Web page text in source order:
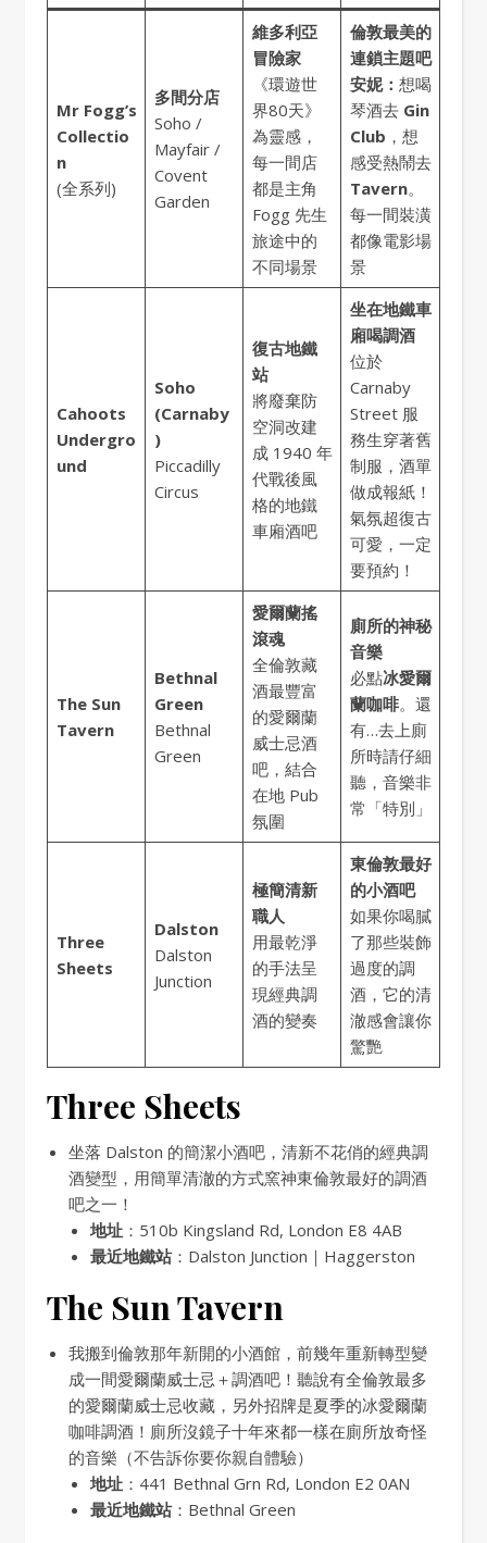
Mr Fogg’s
Collectio
n
(全系列)
多間分店
Soho /
Mayfair /
Covent
Garden
維多利亞
冒險家
《環遊世
界80天》
為靈感，
每一間店
都是主角
Fogg 先生
旅途中的
不同場景
倫敦最美的
連鎖主題吧
安妮： 想喝
琴酒去 Gin
Club ，想
感受熱鬧去
Tavern。
每一間裝潢
都像電影場
景
Cahoots
Undergro
und
Soho
(Carnaby
)
Piccadilly
Circus
復古地鐵
站
將廢棄防
空洞改建
成 1940 年
代戰後風
格的地鐵
車廂酒吧
坐在地鐵車
廂喝調酒
位於
Carnaby
Street 服
務生穿著舊
制服，酒單
做成報紙！
氣氛超復古
可愛，一定
要預約！
The Sun
Tavern
Bethnal
Green
Bethnal
Green
愛爾蘭搖
滾魂
全倫敦藏
酒最豐富
的愛爾蘭
威士忌酒
吧，結合
在地 Pub
氛圍
廁所的神秘
音樂
必點冰愛爾
蘭咖啡。還
有…去上廁
所時請仔細
聽，音樂非
常「特別」
Three
Sheets
Dalston
Dalston
Junction
極簡清新
職人
用最乾淨
的手法呈
現經典調
酒的變奏
東倫敦最好
的小酒吧
如果你喝膩
了那些裝飾
過度的調
酒，它的清
澈感會讓你
驚艷
Three Sheets
坐落 Dalston 的簡潔小酒吧，清新不花俏的經典調
酒變型，用簡單清澈的方式窯神東倫敦最好的調酒
吧之一！
地址 ：510b Kingsland Rd, London E8 4AB
最近地鐵站：Dalston Junction｜Haggerston
The Sun Tavern
我搬到倫敦那年新開的小酒館，前幾年重新轉型變
成一間愛爾蘭威士忌＋調酒吧！聽說有全倫敦最多
的愛爾蘭威士忌收藏，另外招牌是夏季的冰愛爾蘭
咖啡調酒！廁所沒鏡子十年來都一樣在廁所放奇怪
的音樂（不告訴你要你親自體驗）
地址 ：441 Bethnal Grn Rd, London E2 0AN
最近地鐵站：Bethnal Green